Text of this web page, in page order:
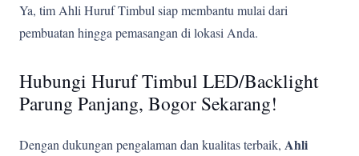
Ya, tim Ahli Huruf Timbul siap membantu mulai dari
pembuatan hingga pemasangan di lokasi Anda.
Hubungi Huruf Timbul LED/Backlight
Parung Panjang, Bogor Sekarang!
Dengan dukungan pengalaman dan kualitas terbaik, Ahli